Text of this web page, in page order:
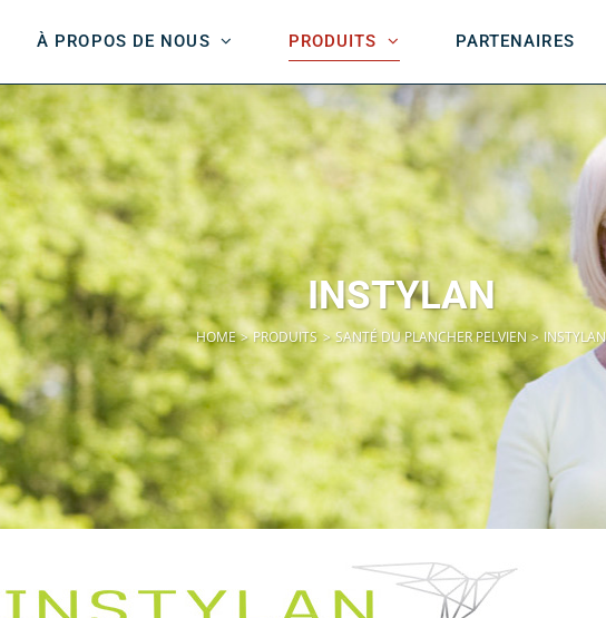
À PROPOS DE NOUS PRODUITS PARTENAIRES
INSTYLAN
HOME PRODUITS SANTÉ DU PLANCHER PELVIEN INSTYLAN